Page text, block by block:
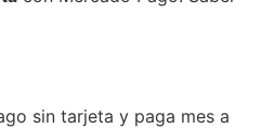
sin tarjeta y paga mes a